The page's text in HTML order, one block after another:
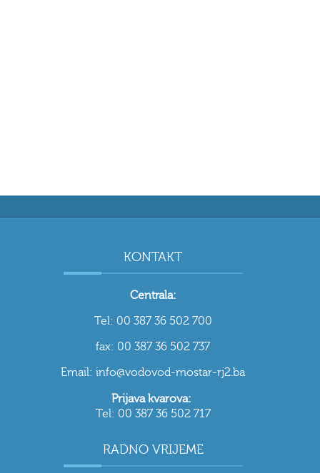
KONTAKT
Centrala:
Tel: 00 387 36 502 700
fax: 00 387 36 502 737
Email: info@vodovod-mostar-rj2.ba
Prijava kvarova:
Tel: 00 387 36 502 717
RADNO VRIJEME